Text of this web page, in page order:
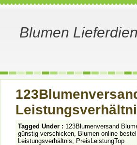
Blumen
Tagged Under : 123Blumenversand
günstig verschicken, Blumen online
Leistungsverhältnis, PreisLeistungTop